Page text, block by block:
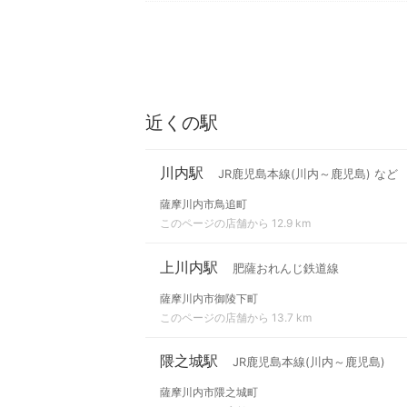
近くの駅
川内駅 JR鹿児島本線(川内～鹿児島) など
薩摩川内市鳥追町
このページの店舗から 12.9 km
上川内駅 肥薩おれんじ鉄道線
薩摩川内市御陵下町
このページの店舗から 13.7 km
隈之城駅 JR鹿児島本線(川内～鹿児島)
薩摩川内市隈之城町